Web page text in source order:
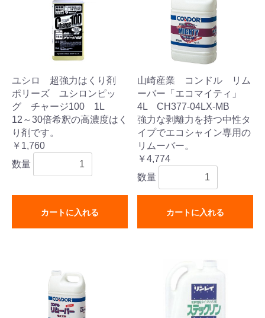
ユシロ 超強力はくり剤
ポリーズ ユシロンピッ
グ チャージ100 1L
12～30倍希釈の高濃度はく
り剤です。
￥1,760
数量
カートに入れる
山崎産業 コンドル リム
ーバー「エコマイティ」
4L CH377-04LX-MB
強力な剥離力を持つ中性タ
イプでエコシャイン専用の
リムーバー。
￥4,774
数量
カートに入れる